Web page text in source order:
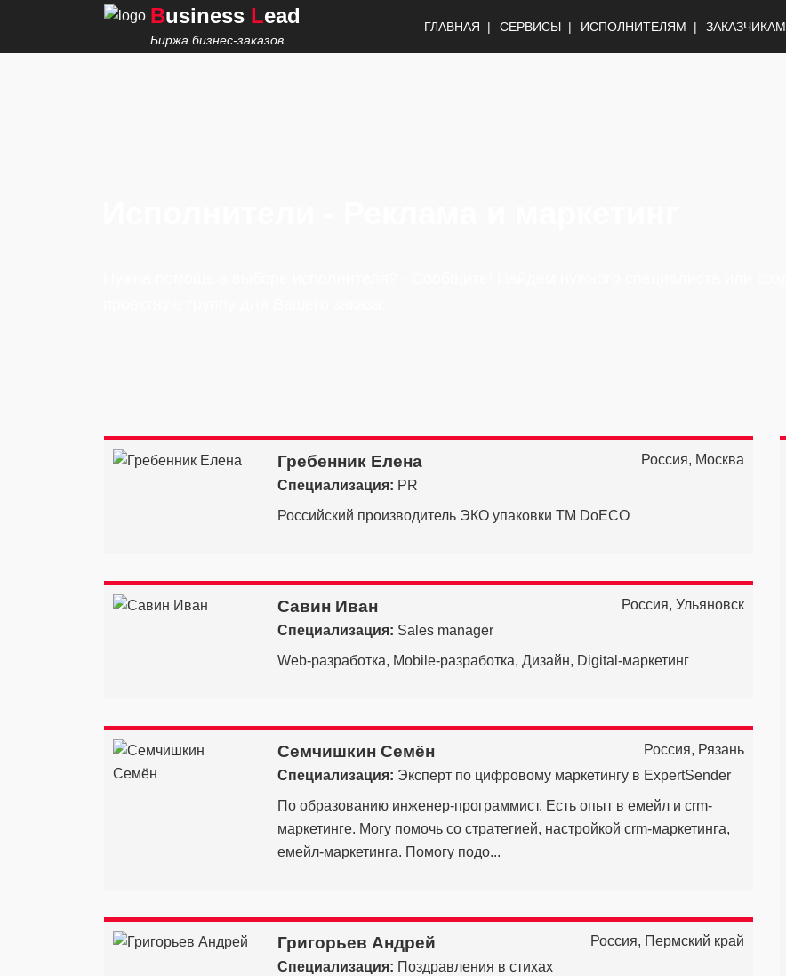
Business Lead
Биржа бизнес-заказов
ГЛАВНАЯ СЕРВИСЫ ИСПОЛНИТЕЛЯМ ЗАКАЗЧИКАМ
Гребенник Елена
Россия, Москва
Специализация: PR
Российский производитель ЭКО упаковки ТМ DoECO
Савин Иван
Россия, Ульяновск
Специализация: Sales manager
Web-разработка, Mobile-разработка, Дизайн, Digital-маркетинг
Семчишкин Семён
Россия, Рязань
Специализация: Эксперт по цифровому маркетингу в ExpertSender
По образованию инженер-программист. Есть опыт в емейл и crm-
маркетинге. Могу помочь со стратегией, настройкой crm-маркетинга,
емейл-маркетинга. Помогу подо...
Григорьев Андрей
Россия, Пермский край
Специализация: Поздравления в стихах